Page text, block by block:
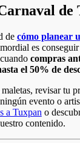
de
de cómo planear
es
compras
el 50% de
revisar tu
evento o
a Tuxpan o
contenido.